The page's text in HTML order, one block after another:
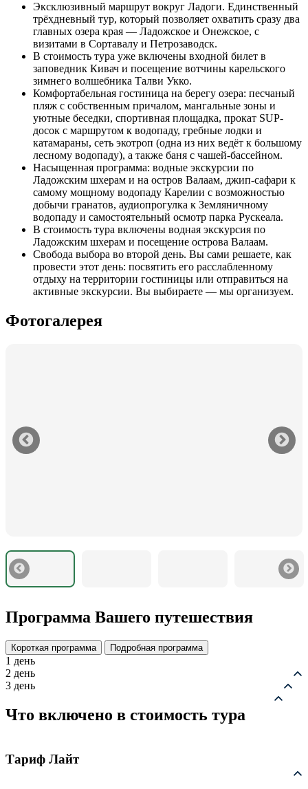
Эксклюзивный маршрут вокруг Ладоги. Единственный
трёхдневный тур, который позволяет охватить сразу два
главных озера края — Ладожское и Онежское, с
визитами в Сортавалу и Петрозаводск.
В стоимость тура уже включены входной билет в
заповедник Кивач и посещение вотчины карельского
зимнего волшебника Талви Укко.
Комфортабельная гостиница на берегу озера: песчаный
пляж с собственным причалом, мангальные зоны и
уютные беседки, спортивная площадка, прокат SUP-
досок с маршрутом к водопаду, гребные лодки и
катамараны, сеть экотроп (одна из них ведёт к большому
лесному водопаду), а также баня с чашей-бассейном.
Насыщенная программа: водные экскурсии по
Ладожским шхерам и на остров Валаам, джип-сафари к
самому мощному водопаду Карелии с возможностью
добычи гранатов, аудиопрогулка к Земляничному
водопаду и самостоятельный осмотр парка Рускеала.
В стоимость тура включены водная экскурсия по
Ладожским шхерам и посещение острова Валаам.
Свобода выбора во второй день. Вы сами решаете, как
провести этот день: посвятить его расслабленному
отдыху на территории гостиницы или отправиться на
активные экскурсии. Вы выбираете — мы организуем.
Фотогалерея
Программа Вашего путешествия
Короткая программа Подробная программа
1 день
2 день
3 день
Что включено в стоимость тура
Тариф Лайт